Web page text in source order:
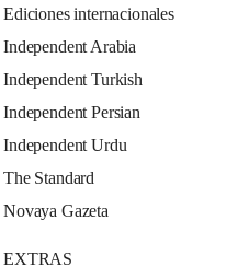
Ediciones internacionales
Independent Arabia
Independent Turkish
Independent Persian
Independent Urdu
The Standard
Novaya Gazeta
EXTRAS